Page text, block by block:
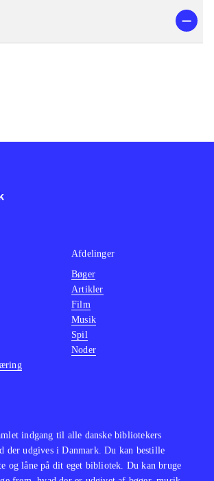
indgang til alle danske bibliotekers
der udgives i Danmark. Du kan bestille
og låne på dit eget bibliotek. Du kan bruge
Afdelinger
Bøger
Artikler
Film
Musik
Spil
Noder